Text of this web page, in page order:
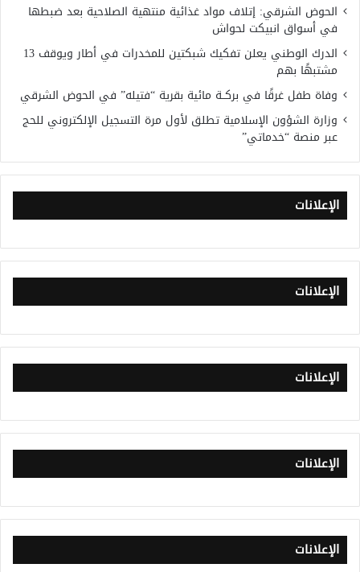
الحوض الشرقي: إتلاف مواد غذائية منتهية الصلاحية بعد ضبطها
في أسواق انبيكت لحواش
الدرك الوطني يعلن تفكيك شبكتين للمخدرات في أطار ويوقف 13
مشتبهًا بهم
وفاة طفل غرقًا في بركــة مائية بقرية “فتيله” في الحوض الشرقي
وزارة الشؤون الإسلامية تطلق لأول مرة التسجيل الإلكتروني للحج
عبر منصة “خدماتي”
الإعلانات
الإعلانات
الإعلانات
الإعلانات
الإعلانات